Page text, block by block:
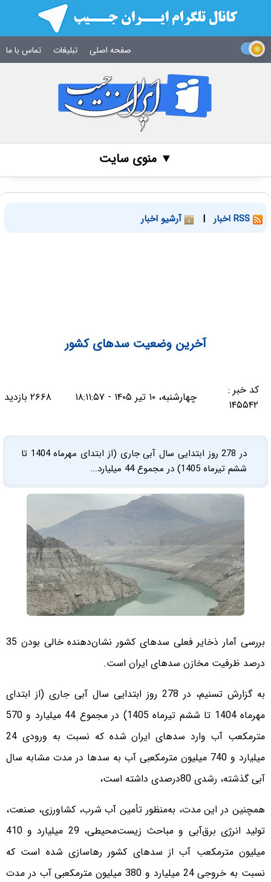
صفحه اصلی تبلیغات تماس با ما
▼ منوی سایت
| آرشیو اخبار
آخرین وضعیت سدهای کشور
کد خبر :
۱۴۵۵۴۲
چهارشنبه، ۱۰ تیر ۱۴۰۵ - ۱۸:۱۱:۵۷ ۲۶۶۸ بازدید
در 278 روز ابتدایی سال آبی جاری (از ابتدای مهرماه 1404 تا
ششم تیرماه 1405) در مجموع 44 میلیارد...
بررسی آمار ذخایر فعلی سدهای کشور نشان‌دهنده خالی بودن 35
درصد ظرفیت مخازن سدهای ایران است.
به گزارش تسنیم، در 278 روز ابتدایی سال آبی جاری (از ابتدای
مهرماه 1404 تا ششم تیرماه 1405) در مجموع 44 میلیارد و 570
مترمکعب آب وارد سدهای ایران شده که نسبت به ورودی 24
میلیارد و 740 میلیون مترمکعبی آب به سدها در مدت مشابه سال
آبی گذشته، رشدی 80درصدی داشته است،
همچنین در این مدت، به‌منظور تأمین آب شرب، کشاورزی، صنعت،
تولید انرژی برق‌آبی و مباحث زیست‌محیطی، 29 میلیارد و 410
میلیون مترمکعب آب از سدهای کشور رهاسازی شده است که
نسبت به خروجی 24 میلیارد و 380 میلیون مترمکعبی آب در مدت